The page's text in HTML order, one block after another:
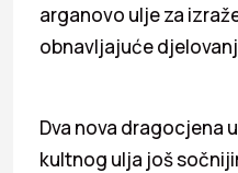
arganovo ulje za
obnavljajuće
Dva nova dragocjena
kultnog ulja još